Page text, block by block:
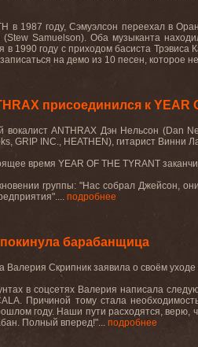
в 1987 году, Сэмуэлсон переехал в
(Stew Samuelson). Оба музыканта
в 1990 году с приходом басиста Трэвиса
на демо из 10 песен, которое
присоединился к YEAR
вокалистANTHRAX Дэн Нельсон (Dan
GRIP INC., HEATHEN), гитарист Винни
время YEAR OF THE TYRANT
группы: "Нас собрал Джейсон,
подробнее
барабанщица
Валерия Скрипник заявила о своём уходе
в соцсетях Валерия написала
Причиной тому стала
году. Наши пути расходятся, верю,
Полный вперед!"... подробнее